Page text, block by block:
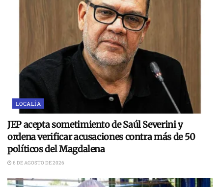
LOCALÍA
JEP acepta sometimiento de Saúl Severini y
ordena verificar acusaciones contra más de 50
políticos del Magdalena
6 DE AGOSTO DE 2026